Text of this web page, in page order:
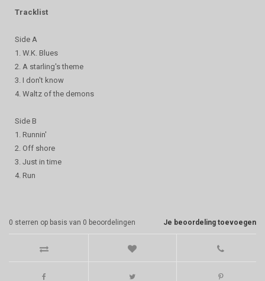
Tracklist
Side A
1. W.K. Blues
2. A starling's theme
3. I don't know
4. Waltz of the demons
Side B
1. Runnin'
2. Off shore
3. Just in time
4. Run
Je beoordeling toevoegen
0 sterren op basis van 0 beoordelingen